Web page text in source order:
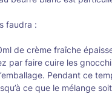
faudra :
de crème fraîche
par faire cuire les
Pendant ce
ce que le mélange